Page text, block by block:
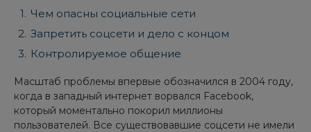
Чем опасны социальные сети
Запретить соцсети и дело с концом
Контролируемое общение
Масштаб проблемы впервые обозначился в 2004 году,
когда в западный интернет ворвался Facebook,
который моментально покорил миллионы
пользователей. Все существовавшие соцсети не имели